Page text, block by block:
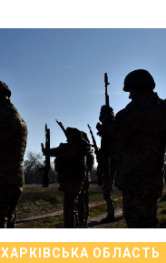
ХАРКІВСЬКА ОБЛАСТЬ